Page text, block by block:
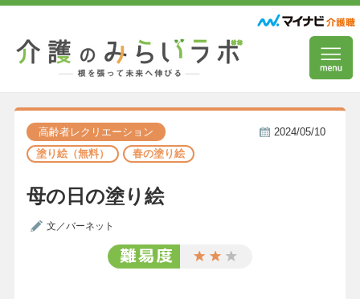
高齢者レクリエーション
塗り絵（無料）
春の塗り絵
2024/05/10
母の日の塗り絵
文／バーネット